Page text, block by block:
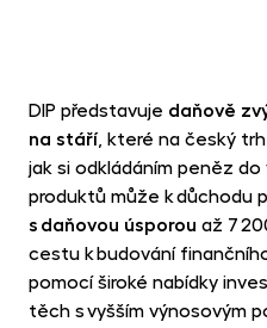
DIP představuje daňově
na stáří, které na český
jak si odkládáním peněz
produktů může k důchodu
s daňovou úsporou až 7
cestu k budování
pomocí široké nabídky
těch s vyšším výnosovým